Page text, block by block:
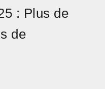
: Plus de
de